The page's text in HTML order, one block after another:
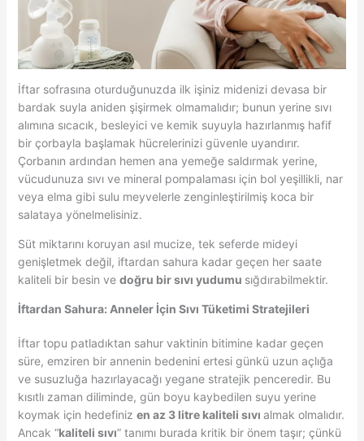
İftar sofrasına oturduğunuzda ilk işiniz midenizi devasa bir
bardak suyla aniden şişirmek olmamalıdır; bunun yerine sıvı
alımına sıcacık, besleyici ve kemik suyuyla hazırlanmış hafif
bir çorbayla başlamak hücrelerinizi güvenle uyandırır.
Çorbanın ardından hemen ana yemeğe saldırmak yerine,
vücudunuza sıvı ve mineral pompalaması için bol yeşillikli, nar
veya elma gibi sulu meyvelerle zenginleştirilmiş koca bir
salataya yönelmelisiniz.
Süt miktarını koruyan asıl mucize, tek seferde mideyi
genişletmek değil, iftardan sahura kadar geçen her saate
kaliteli bir besin ve doğru bir sıvı yudumu sığdırabilmektir.
İftardan Sahura: Anneler İçin Sıvı Tüketimi Stratejileri
İftar topu patladıktan sahur vaktinin bitimine kadar geçen
süre, emziren bir annenin bedenini ertesi günkü uzun açlığa
ve susuzluğa hazırlayacağı yegane stratejik penceredir. Bu
kısıtlı zaman diliminde, gün boyu kaybedilen suyu yerine
koymak için hedefiniz en az 3 litre kaliteli sıvı almak olmalıdır.
Ancak “kaliteli sıvı” tanımı burada kritik bir önem taşır; çünkü